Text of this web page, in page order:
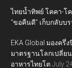
ไทยน้ำทิพย์ โคคา-โ
“ขอคืนดี” เก็บกลับบ
EKA Global มองค
มาตรฐานโลกเปลี่ย
อาหารไทยโต July